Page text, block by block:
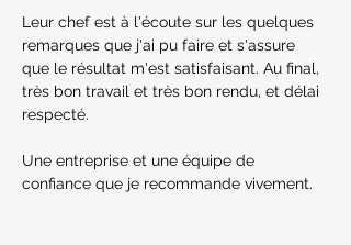
Leur chef est à l'écoute sur les quelques
remarques que j'ai pu faire et s'assure
que le résultat m'est satisfaisant. Au final,
très bon travail et très bon rendu, et délai
respecté.
Une entreprise et une équipe de
confiance que je recommande vivement.